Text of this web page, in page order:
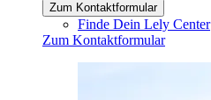
Zum Kontaktformular
Finde Dein Lely Center
Zum Kontaktformular